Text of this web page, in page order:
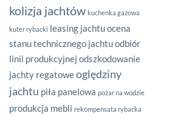
kolizja jachtów kuchenka gazowa
kuter rybacki leasing jachtuocena
stanu technicznego jachtuodbiór
linii produkcyjnej odszkodowanie
jachty regatoweoględziny
jachtu piła panelowa pożar na wodzie
produkcja mebli rekompensata rybacka